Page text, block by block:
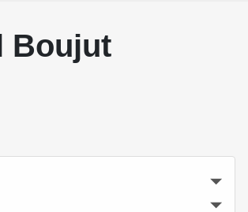
Boujut